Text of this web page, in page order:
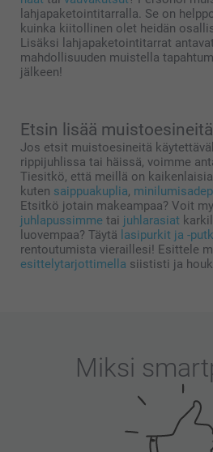
lahjapaketointitarralla. Se on
kuinka kiitollinen olet heidän
Lisäksi lahjapaketointitarrat
mahdollisuuden muistella
jälkeen!
Etsin lisää muistoesineitä
Jos etsit muistoesineitä
rippijuhlissa tai häissä, voimme
Tiesitkö, että meillä on
kuten saippuakuplia,
Etsitkö jotain makeampaa? Voit
juhlapussimme tai juhlarasiat
luovempaa? Täytä lasipurkit ja -
rentoutumista vieraillesi! Esittele
esittelytarjottimella siististi ja
Miksi